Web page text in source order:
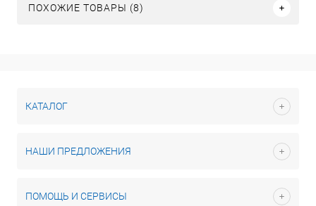
ПОХОЖИЕ ТОВАРЫ (8)
КАТАЛОГ
НАШИ ПРЕДЛОЖЕНИЯ
ПОМОЩЬ И СЕРВИСЫ